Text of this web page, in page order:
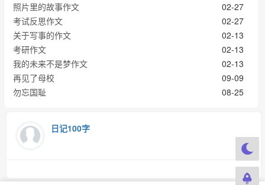
02-27
照片里的故事作文
02-27
考试反思作文
02-13
关于写事的作文
02-13
考研作文
02-13
我的未来不是梦作文
09-09
再见了母校
08-25
勿忘国耻
日记100字